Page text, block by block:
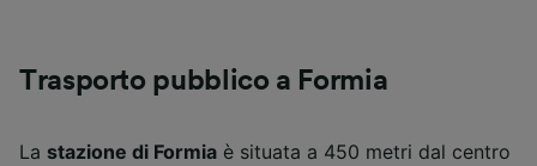
Trasporto pubblico a Formia
La stazione di Formia è situata a 450 metri dal centro